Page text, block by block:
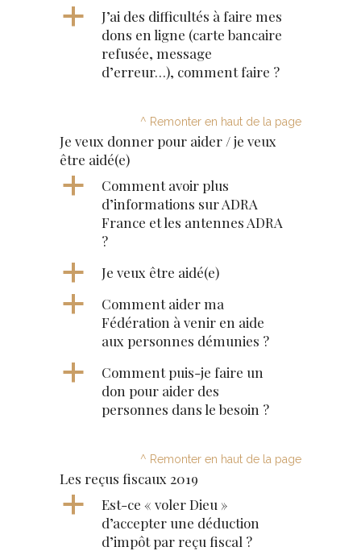
a
J’ai des difficultés à faire mes
dons en ligne (carte bancaire
refusée, message
d’erreur…), comment faire ?
^ Remonter en haut de la page
Je veux donner pour aider / je veux
être aidé(e)
a
Comment avoir plus
d’informations sur ADRA
France et les antennes ADRA
?
a Je veux être aidé(e)
a
Comment aider ma
Fédération à venir en aide
aux personnes démunies ?
a
Comment puis-je faire un
don pour aider des
personnes dans le besoin ?
^ Remonter en haut de la page
Les reçus fiscaux 2019
a
Est-ce « voler Dieu »
d’accepter une déduction
d’impôt par reçu fiscal ?